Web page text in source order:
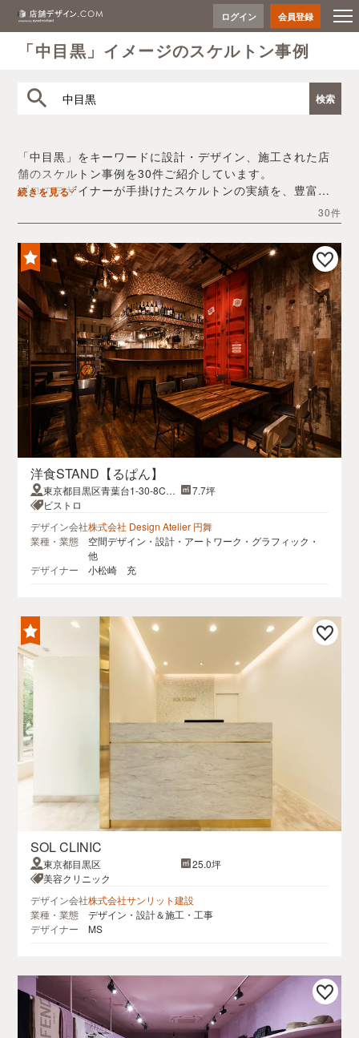
ログイン 会員登録
「中目黒」イメージのスケルトン事例
「中目黒」をキーワードに設計・デザイン、施工された店
舗のスケルトン事例を30件ご紹介しています。
プロのデザイナーが手掛けたスケルトンの実績を、豊富な
デザイン内装会社探しや費用感の把握など、「中目黒」の
店舗イメージを固めるヒントとしてぜひお役立てくださ
い。
続きを見る
30件
洋食STAND【るぱん】
東京都目黒区青葉台1-30-8CAS
A青葉台101
7.7坪
ビストロ
デザイン会社株式会社 Design Atelier 円舞
業種・業態
空間デザイン・設計・アートワーク・グラフィック・
他
デザイナー
小松崎 充
SOL CLINIC
東京都目黒区
25.0坪
美容クリニック
デザイン会社株式会社サンリット建設
業種・業態
デザイン・設計＆施工・工事
デザイナー
MS